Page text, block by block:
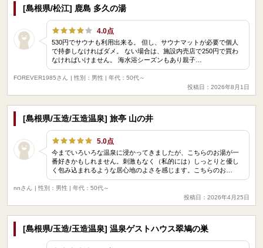
[島根県/松江] 鹿島 多久の湯
4.0点
530円でサウナも利用出来る。 但し、サウナマットが必要で個人
で持参しなければダメ。 ない場合は、施設内売店で250円で買わ
なければいけません。 海水浴シーズンもあり親子…
FOREVER1985さん
| 性別：男性 | 年代：50代～
投稿日：2026年8月1日
[島根県/玉造/玉造温泉] 旅亭 山の井
5.0点
今までいろいろな温泉に浸かってきましたが、こちらのお湯が一
番好きかもしれません。刺激もなく（私的には）しっとりと優し
く包み込まれるような居心地のよさを感じます。こちらのお…
nnさん
| 性別：男性 | 年代：50代～
投稿日：2026年4月25日
[島根県/玉造/玉造温泉] 温泉ゲストハウス翠鳩の巣